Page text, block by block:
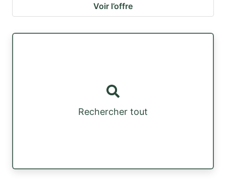
Voir l’offre
Rechercher tout